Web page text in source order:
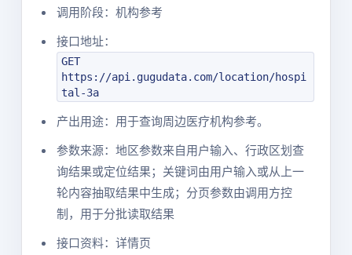
调用阶段：机构参考
接口地址：
GET
https://api.gugudata.com/location/hospi
tal-3a
产出用途：用于查询周边医疗机构参考。
参数来源：地区参数来自用户输入、行政区划查
询结果或定位结果；关键词由用户输入或从上一
轮内容抽取结果中生成；分页参数由调用方控
制，用于分批读取结果
接口资料：详情页